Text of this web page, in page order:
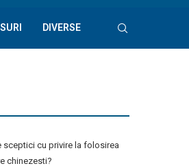
DIVERSE
sceptici cu privire la folosirea
chinezesti?